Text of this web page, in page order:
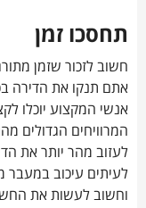
תחסכו זמן
חשוב לזכור שזמן
אתם תנקו את הדירה
אנשי המקצוע יוכלו
המרוויחים הגדולים
לעזוב מהר יותר את
לעיתים עיכוב במעבר
וחשוב לעשות את